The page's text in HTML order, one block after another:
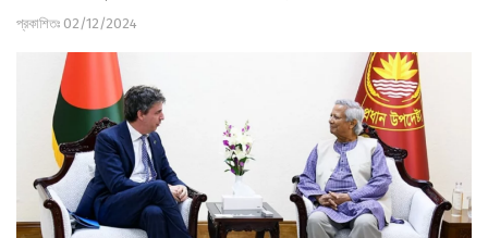
প্রকাশিতঃ 02/12/2024